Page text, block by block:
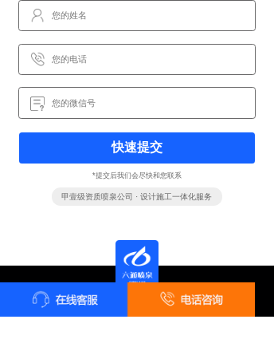
快速提交
*提交后我们会尽快和您联系
甲壹级资质喷泉公司 · 设计施工一体化服务